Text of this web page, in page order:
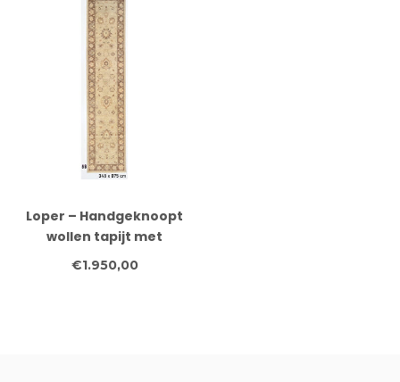
Loper – Handgeknoopt
wollen tapijt met
klassiek bloemmotief –
€1.950,00